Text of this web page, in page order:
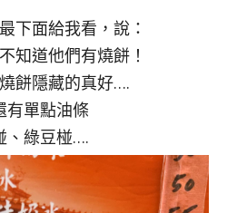
下面給我看，說：
知道他們有燒餅！
餅隱藏的真好….
有單點油條
、綠豆椪….